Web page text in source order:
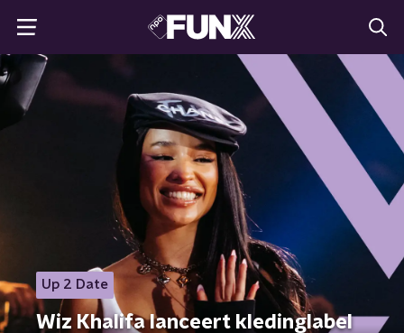
Up 2 Date
Wiz Khalifa lanceert kledinglabel